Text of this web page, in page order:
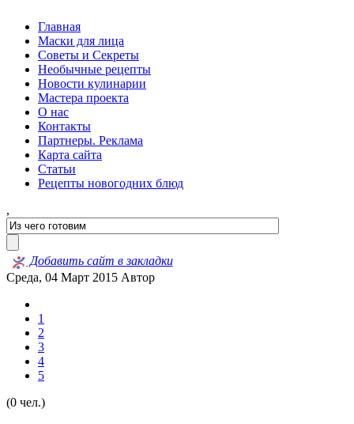
Главная
Маски для лица
Советы и Секреты
Необычные рецепты
Новости кулинарии
Мастера проекта
О нас
Контакты
Партнеры. Реклама
Карта сайта
Статьи
Рецепты новогодних блюд
,
Добавить сайт в закладки
Среда, 04 Март 2015 Автор
1
2
3
4
5
(0 чел.)